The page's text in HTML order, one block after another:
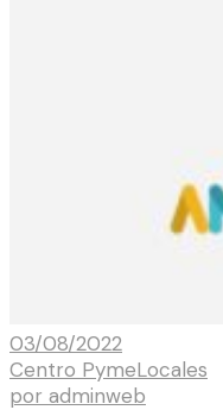
03/08/2022
Centro PymeLocales
por adminweb